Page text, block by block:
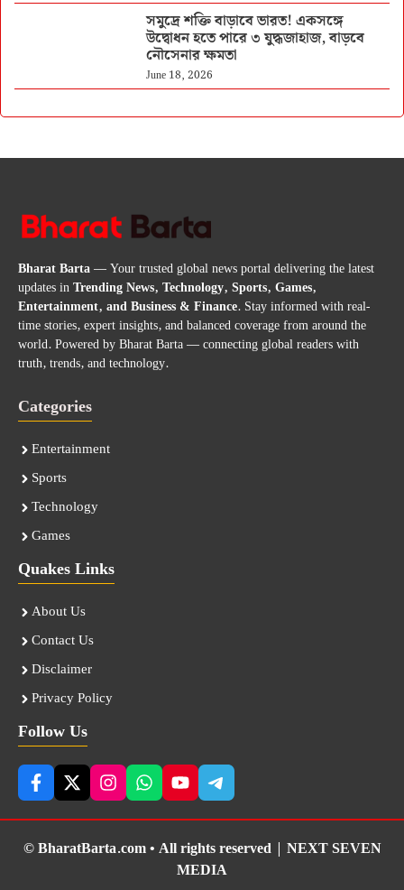
সমুদ্রে শক্তি বাড়াবে ভারত! একসঙ্গে
উদ্বোধন হতে পারে ৩ যুদ্ধজাহাজ, বাড়বে
নৌসেনার ক্ষমতা
June 18, 2026
Bharat Barta— Your trusted global news portal delivering the latest
updates inTrending News, Technology, Sports, Games,
Entertainment, and Business & Finance. Stay informed with real-
time stories, expert insights, and balanced coverage from around the
world. Powered by Bharat Barta — connecting global readers with
truth, trends, and technology.
Categories
Entertainment
Sports
Technology
Games
Quakes Links
About Us
Contact Us
Disclaimer
Privacy Policy
Follow Us
© BharatBarta.com • All rights reserved | NEXT SEVEN
MEDIA